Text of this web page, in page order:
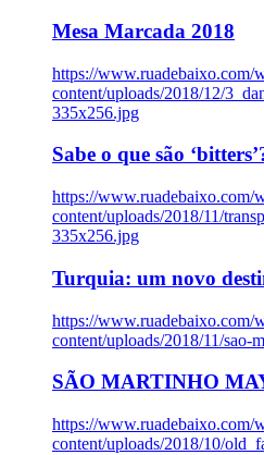
Mesa Marcada 2018
https://www.ruadebaixo.com/
content/uploads/2018/12/
335x256.jpg
Sabe o que são
https://www.ruadebaixo.com/
content/uploads/2018/11/
335x256.jpg
Turquia: um novo
https://www.ruadebaixo.com/
content/uploads/2018/11/sao-
SÃO MARTINHO
https://www.ruadebaixo.com/
content/uploads/2018/10/